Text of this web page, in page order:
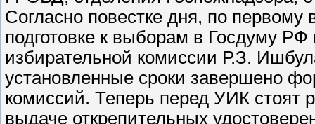
Согласно повестке дня, по
подготовке к выборам в Госдуму
избирательной комиссии Р.З.
установленные сроки завершено
комиссий. Теперь перед УИК стоят
выдаче открепительных